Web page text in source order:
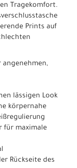
Tragekomfort.
Prints auf
angenehmen,
lässigen Look
körpernahe
für maximale
Rückseite des